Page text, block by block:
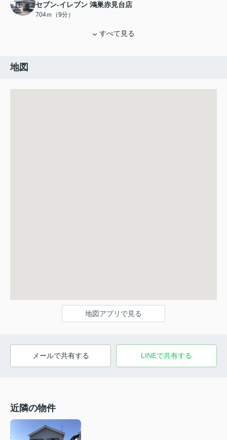
セブン-イレブン 鴻巣赤見台店
704ｍ（9分）
すべて見る
地図
地図アプリで見る
メールで共有する LINEで共有する
近隣の物件